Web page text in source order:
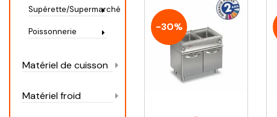
Supérette/Supermarché
Poissonnerie
Matériel de cuisson
Matériel froid
-30%